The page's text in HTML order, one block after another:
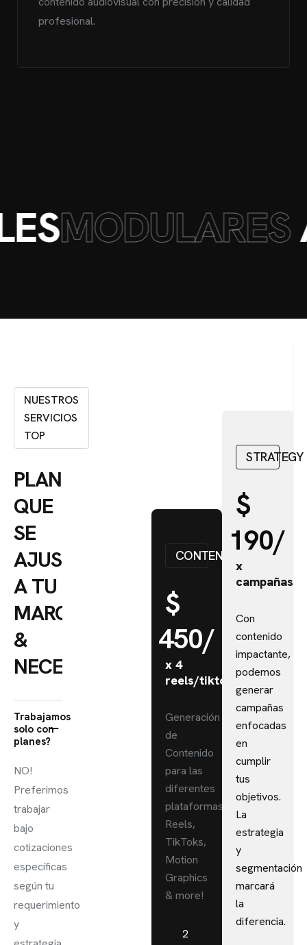
profesional.
MODULARES
NUESTROS
SERVICIOS
TOP
PLANES
QUE
SE
AJUSTEN
A TU
MARCA
&
NECESIDAD
Trabajamos
solo con
planes?
NO!
Preferimos
trabajar
bajo
cotizaciones
específicas
según tu
requerimiento
y
CONTENT
$
450/
x 4
reels/tiktoks
Generación
de
Contenido
para las
diferentes
plataformas:
Reels,
TikToks,
Motion
Graphics
& more!
2
STRATEGY
$
190/
x
campañas
Con
contenido
impactante,
podemos
generar
campañas
enfocadas
en
cumplir
tus
objetivos.
La
estrategia
y
segmentación
marcará
la
diferencia.